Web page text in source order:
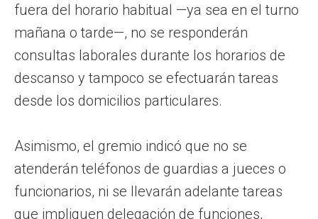
fuera del horario habitual —ya sea en el turno
mañana o tarde—, no se responderán
consultas laborales durante los horarios de
descanso y tampoco se efectuarán tareas
desde los domicilios particulares.
Asimismo, el gremio indicó que no se
atenderán teléfonos de guardias a jueces o
funcionarios, ni se llevarán adelante tareas
que impliquen delegación de funciones,